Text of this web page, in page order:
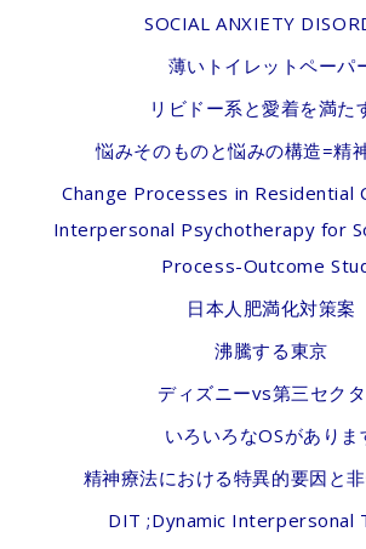
SOCIAL ANXIETY
薄いトイレットペーパ
リビドー系と愛着を満た
悩みそのものと悩みの構造=精
Change Processes in Residential
Interpersonal Psychotherapy for
Process-Outcome
日本人肥満化対策案
沸騰する東京
ディズニーvs第三セク
いろいろなOSがありま
精神療法における特異的要因と
DIT ;Dynamic Interpersonal